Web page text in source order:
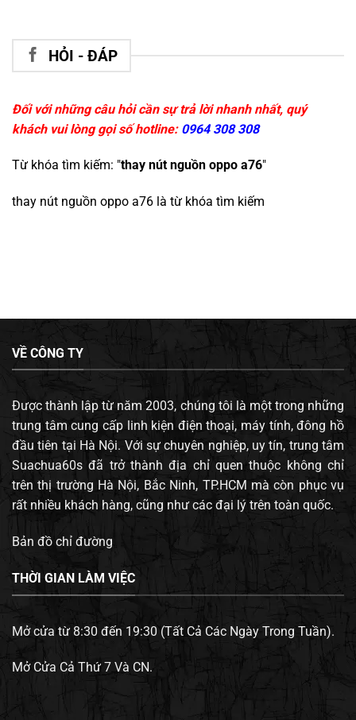
HỎI - ĐÁP
Đối với những câu hỏi cần sự trả lời nhanh nhất, quý
khách vui lòng gọi số hotline: 0964 308 308
Từ khóa tìm kiếm: "thay nút nguồn oppo a76"
thay nút nguồn oppo a76 là từ khóa tìm kiếm
VỀ CÔNG TY
Được thành lập từ năm 2003, chúng tôi là một trong những
trung tâm cung cấp linh kiện điện thoại, máy tính, đông hồ
đầu tiên tại Hà Nội. Với sự chuyên nghiệp, uy tín, trung tâm
Suachua60s đã trở thành địa chỉ quen thuộc không chỉ
trên thị trường Hà Nội, Bắc Ninh, TP.HCM mà còn phục vụ
rất nhiều khách hàng, cũng như các đại lý trên toàn quốc.
Bản đồ chỉ đường
THỜI GIAN LÀM VIỆC
Mở cửa từ 8:30 đến 19:30 (Tất Cả Các Ngày Trong Tuần).
Mở Cửa Cả Thứ 7 Và CN.